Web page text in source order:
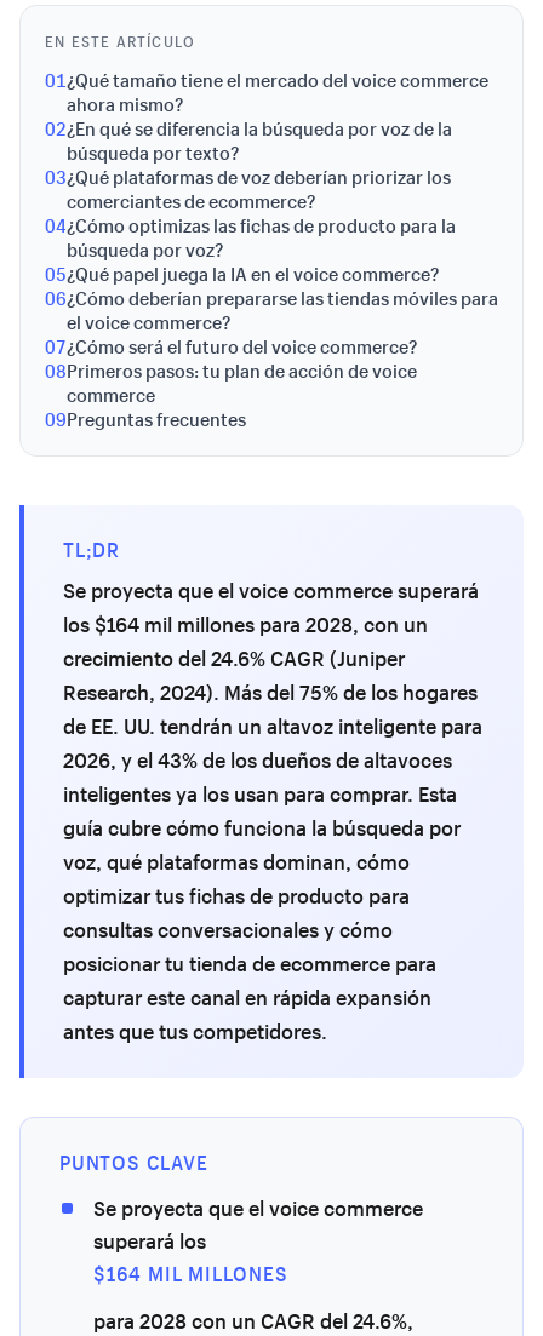
EN ESTE ARTÍCULO
01¿Qué tamaño tiene el mercado del voice commerce
ahora mismo?
02¿En qué se diferencia la búsqueda por voz de la
búsqueda por texto?
03¿Qué plataformas de voz deberían priorizar los
comerciantes de ecommerce?
04¿Cómo optimizas las fichas de producto para la
búsqueda por voz?
05¿Qué papel juega la IA en el voice commerce?
06¿Cómo deberían prepararse las tiendas móviles para
el voice commerce?
07¿Cómo será el futuro del voice commerce?
08Primeros pasos: tu plan de acción de voice
commerce
09Preguntas frecuentes
TL;DR
Se proyecta que el voice commerce superará
los $164 mil millones para 2028, con un
crecimiento del 24.6% CAGR (Juniper
Research, 2024). Más del 75% de los hogares
de EE. UU. tendrán un altavoz inteligente para
2026, y el 43% de los dueños de altavoces
inteligentes ya los usan para comprar. Esta
guía cubre cómo funciona la búsqueda por
voz, qué plataformas dominan, cómo
optimizar tus fichas de producto para
consultas conversacionales y cómo
posicionar tu tienda de ecommerce para
capturar este canal en rápida expansión
antes que tus competidores.
PUNTOS CLAVE
Se proyecta que el voice commerce
superará los
$164 MIL MILLONES
para 2028 con un CAGR del 24.6%,